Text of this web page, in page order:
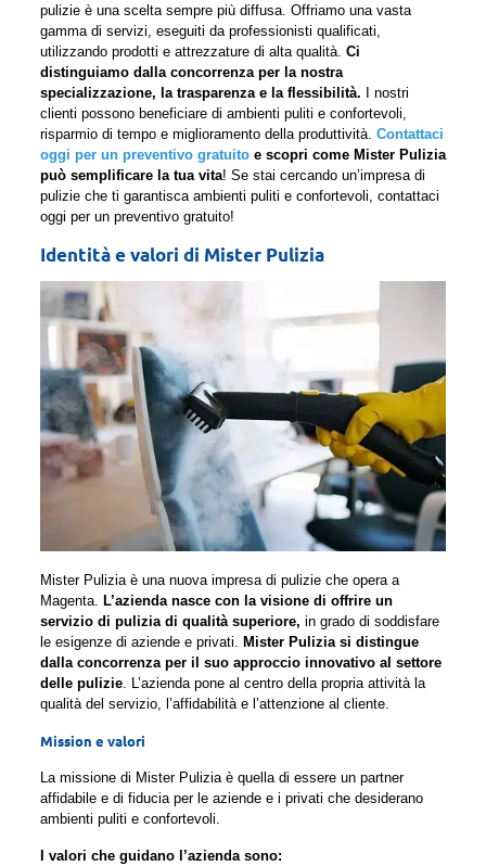
pulizie è una scelta sempre più diffusa. Offriamo una vasta
gamma di servizi, eseguiti da professionisti qualificati,
utilizzando prodotti e attrezzature di alta qualità. Ci
distinguiamo dalla concorrenza per la nostra
specializzazione, la trasparenza e la flessibilità. I nostri
clienti possono beneficiare di ambienti puliti e confortevoli,
risparmio di tempo e miglioramento della produttività. Contattaci
oggi per un preventivo gratuitoe scopri come Mister Pulizia
può semplificare la tua vita! Se stai cercando un’impresa di
pulizie che ti garantisca ambienti puliti e confortevoli, contattaci
oggi per un preventivo gratuito!
Identità e valori di Mister Pulizia
Mister Pulizia è una nuova impresa di pulizie che opera a
Magenta. L’azienda nasce con la visione di offrire un
servizio di pulizia di qualità superiore, in grado di soddisfare
le esigenze di aziende e privati. Mister Pulizia si distingue
dalla concorrenza per il suo approccio innovativo al settore
delle pulizie. L’azienda pone al centro della propria attività la
qualità del servizio, l’affidabilità e l’attenzione al cliente.
Mission e valori
La missione di Mister Pulizia è quella di essere un partner
affidabile e di fiducia per le aziende e i privati che desiderano
ambienti puliti e confortevoli.
I valori che guidano l’azienda sono: